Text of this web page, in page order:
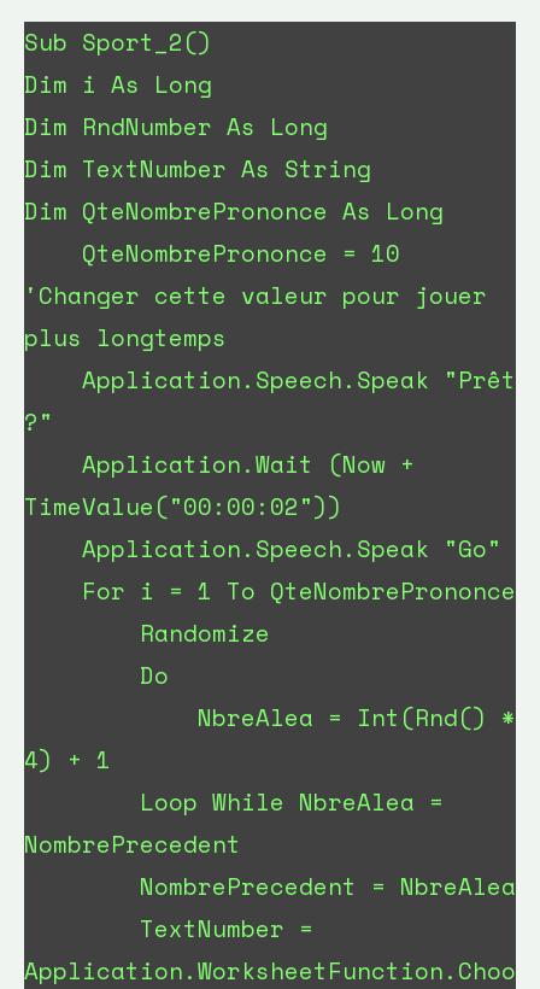
Sub Sport_2()
Dim i As Long
Dim RndNumber As Long
Dim TextNumber As String
Dim QteNombrePrononce As Long
'Changer cette valeur pour jouer
plus longtemps
?"
TimeValue("00:00:02"))
4) + 1
NombrePrecedent
Application.WorksheetFunction.Choo